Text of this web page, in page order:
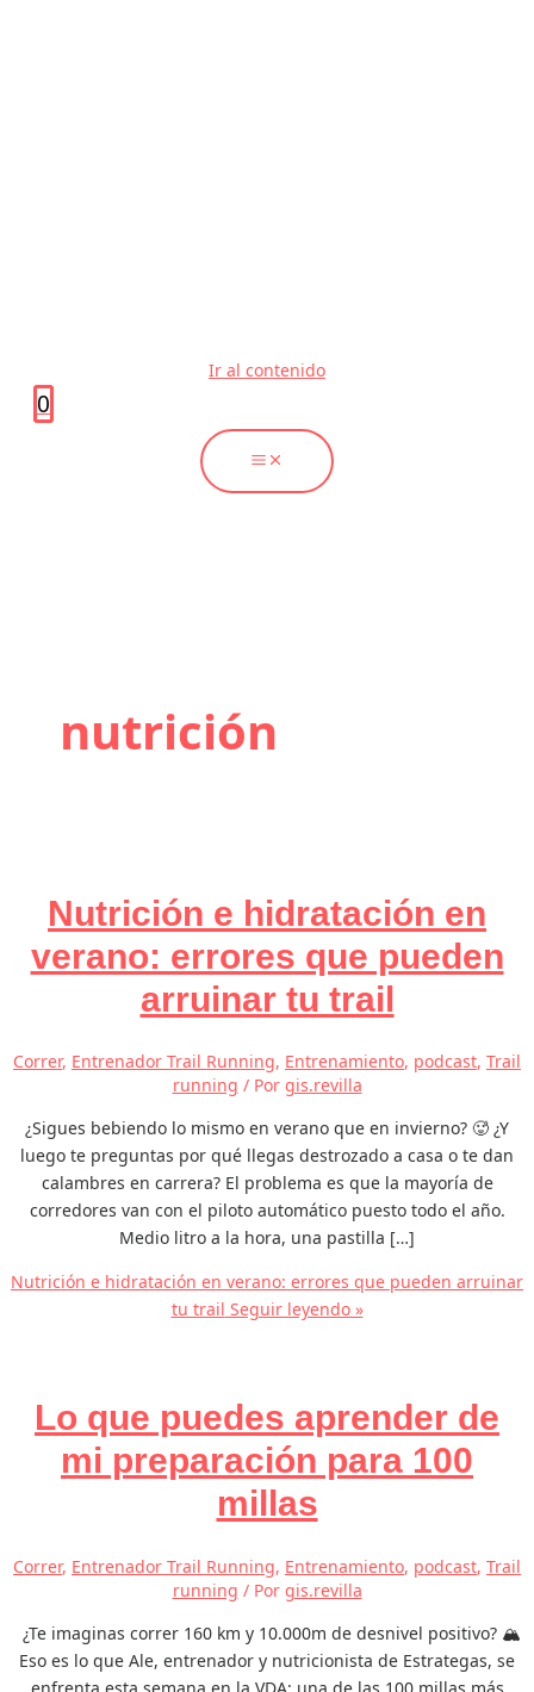
Ir al contenido
0
nutrición
Nutrición e hidratación en
verano: errores que pueden
arruinar tu trail
Correr, Entrenador Trail Running, Entrenamiento, podcast, Trail
running / Por gis.revilla
¿Sigues bebiendo lo mismo en verano que en invierno? 🥵 ¿Y
luego te preguntas por qué llegas destrozado a casa o te dan
calambres en carrera? El problema es que la mayoría de
corredores van con el piloto automático puesto todo el año.
Medio litro a la hora, una pastilla […]
Nutrición e hidratación en verano: errores que pueden arruinar
tu trail Seguir leyendo »
Lo que puedes aprender de
mi preparación para 100
millas
Correr, Entrenador Trail Running, Entrenamiento, podcast, Trail
running / Por gis.revilla
¿Te imaginas correr 160 km y 10.000m de desnivel positivo? 🏔️
Eso es lo que Ale, entrenador y nutricionista de Estrategas, se